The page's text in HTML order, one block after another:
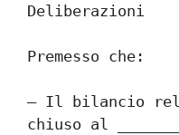
Deliberazioni
Premesso che:
– Il bilancio
chiuso al